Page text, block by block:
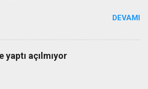
DEVAMI
yaptı açılmıyor